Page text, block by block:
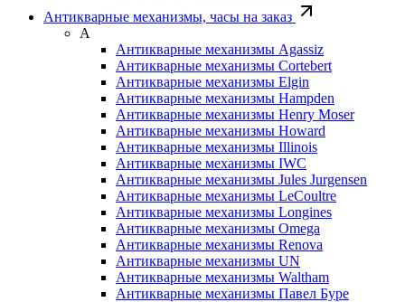
Антикварные механизмы, часы на заказ
А
Антикварные механизмы Agassiz
Антикварные механизмы Cortebert
Антикварные механизмы Elgin
Антикварные механизмы Hampden
Антикварные механизмы Henry Moser
Антикварные механизмы Howard
Антикварные механизмы Illinois
Антикварные механизмы IWC
Антикварные механизмы Jules Jurgensen
Антикварные механизмы LeCoultre
Антикварные механизмы Longines
Антикварные механизмы Omega
Антикварные механизмы Renova
Антикварные механизмы UN
Антикварные механизмы Waltham
Антикварные механизмы Павел Буре